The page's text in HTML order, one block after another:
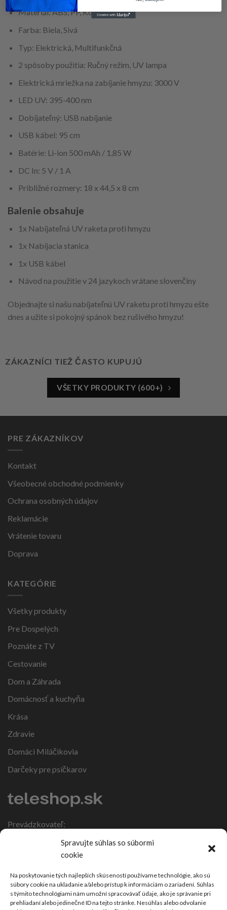
Spravujte súhlas so súbormi
cookie
Na poskytovanie tých najlepších skúseností používame technológie, ako sú
súbory cookie na ukladanie a/alebo prístup k informáciám o zariadení. Súhlas
s týmito technológiami nám umožní spracovávať údaje, ako je správanie pri
prehliadaní alebo jedinečné ID na tejto stránke. Nesúhlas alebo odvolanie
Materiál: ABS, PP, Kov
Farba: Biela, Sivá
Typ: Elektrická, Multifunkčná
2 spôsoby použitia: Ručný režim, UV lampa
Elektrická mriežka na zabíjanie hmyzu: 3000 V
LED UV: 395-400 nm
Dobíjateľný: USB nabíjanie
USB kábel: 95 cm
Batérie: Li-ion 500 mAh / 1,85 W
DC In: 5 V / 1 A
Približné rozmery: 18 x 44,5 x 8 cm
Balenie obsahuje
1x Nabíjateľná UV raketa proti hmyzu
1x Nabíjacia stanica
1x USB kábel
Návod na použitie v 24 jazykoch vrátane slovenčiny
Objednajte si našu nabíjateľnú UV raketu proti hmyzu ešte
dnes a užite si pokojný spánok bez rušivého hmyzu!
ZÁKAZNÍCI TIEŽ ČASTO KUPUJÚ
VŠETKY PRODUKTY (600+)
PRE ZÁKAZNÍKOV
Kontakt
Všeobecné obchodné podmienky
Ochrana osobných údajov
Reklamácie
Vrátenie tovaru
Doprava
KATEGÓRIE
Všetky produkty
Pre Dospelých
Poznáte z TV
Cestovanie
Dom a Záhrada
Domácnosť a kuchyňa
Krása
Zdravie
Domáci Miláčikovia
Darčeky pre psíčkarov
Prevádzkovateľ:
DIČ: 1086270988
924 01 Galanta
Slovensko